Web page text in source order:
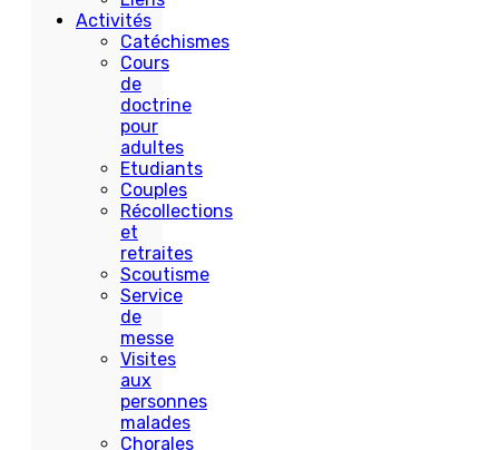
Activités
Catéchismes
Cours
de
doctrine
pour
adultes
Etudiants
Couples
Récollections
et
retraites
Scoutisme
Service
de
messe
Visites
aux
personnes
malades
Chorales